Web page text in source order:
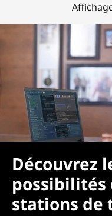
Découvrez
possibilités
stations de